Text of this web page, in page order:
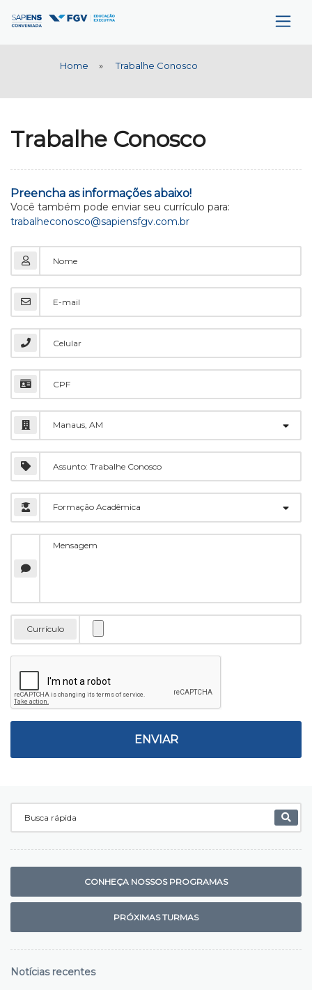
Home » Trabalhe Conosco
Trabalhe Conosco
Preencha as informações abaixo!
Você também pode enviar seu currículo para:
trabalheconosco@sapiensfgv.com.br
Currículo
CONHEÇA NOSSOS PROGRAMAS
PRÓXIMAS TURMAS
Notícias recentes